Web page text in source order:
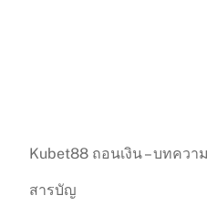
Kubet88 ถอนเงิน – บทความ
สารบัญ